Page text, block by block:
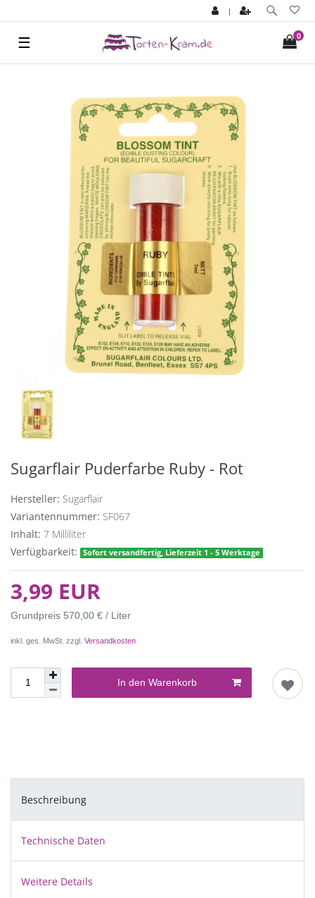
|
0
☰
Sugarflair Puderfarbe Ruby - Rot
Hersteller: Sugarflair
Variantennummer: SF067
Inhalt: 7 Milliliter
Verfügbarkeit:
Sofort versandfertig, Lieferzeit 1 - 5 Werktage
3,99 EUR
Grundpreis 570,00 € / Liter
inkl. ges. MwSt. zzgl. Versandkosten
In den Warenkorb
Beschreibung
Technische Daten
Weitere Details